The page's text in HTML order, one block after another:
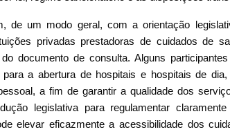
de um modo geral, com a orientação
privadas prestadoras de cuidados de
documento de consulta. Alguns
a abertura de hospitais e hospitais de
a fim de garantir a qualidade dos
legislativa para regulamentar
elevar eficazmente a acessibilidade dos